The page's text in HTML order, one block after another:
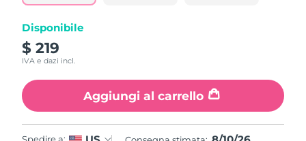
Disponibile
$ 219
IVA e dazi incl.
Aggiungi al carrello